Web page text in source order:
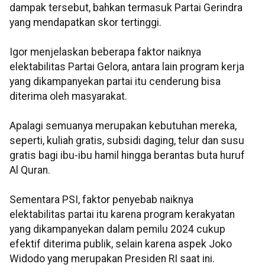
dampak tersebut, bahkan termasuk Partai Gerindra
yang mendapatkan skor tertinggi.
Igor menjelaskan beberapa faktor naiknya
elektabilitas Partai Gelora, antara lain program kerja
yang dikampanyekan partai itu cenderung bisa
diterima oleh masyarakat.
Apalagi semuanya merupakan kebutuhan mereka,
seperti, kuliah gratis, subsidi daging, telur dan susu
gratis bagi ibu-ibu hamil hingga berantas buta huruf
Al Quran.
Sementara PSI, faktor penyebab naiknya
elektabilitas partai itu karena program kerakyatan
yang dikampanyekan dalam pemilu 2024 cukup
efektif diterima publik, selain karena aspek Joko
Widodo yang merupakan Presiden RI saat ini.